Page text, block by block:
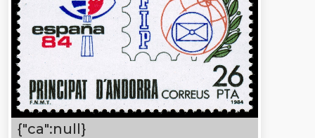
{"ca":null}